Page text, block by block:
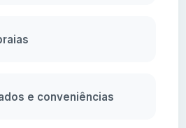
e conveniências